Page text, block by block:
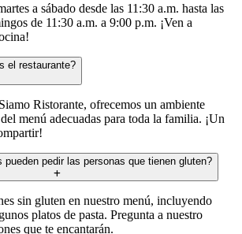
a sábado desde las 11:30 a.m. hasta las
de 11:30 a.m. a 9:00 p.m. ¡Ven a
el restaurante?
Ristorante, ofrecemos un ambiente
menú adecuadas para toda la familia. ¡Un
pueden pedir las personas que tienen gluten?
sin gluten en nuestro menú, incluyendo
platos de pasta. Pregunta a nuestro
que te encantarán.